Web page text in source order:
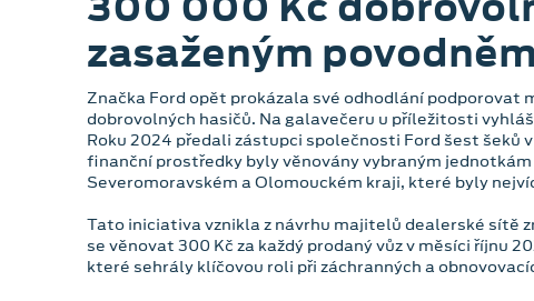
zasaženým
Značka Ford opět prokázala své odhodlání podporovat
dobrovolných hasičů. Na galavečeru u příležitosti
Roku 2024 předali zástupci společnosti Ford šest šeků
finanční prostředky byly věnovány vybraným
Severomoravském a Olomouckém kraji, které byly
Tato iniciativa vznikla z návrhu majitelů dealerské sítě
se věnovat 300 Kč za každý prodaný vůz v měsíci říjnu
které sehrály klíčovou roli při záchranných a